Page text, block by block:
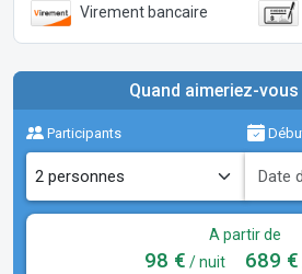
Virement bancaire
Quand aimeriez-
Participants
A partir de
98 € / nuit 689 €